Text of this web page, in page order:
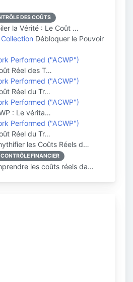
DES COÛTS
la Vérité : Le Coût …
Débloquer le Pouvoir
Performed ("ACWP")
Réel des T…
Performed ("ACWP")
Réel du Tr…
Performed ("ACWP")
: Le vérita…
Performed ("ACWP")
Réel du Tr…
les Coûts Réels d…
FINANCIER
les coûts réels da…